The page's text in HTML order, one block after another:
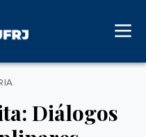
Diálogos